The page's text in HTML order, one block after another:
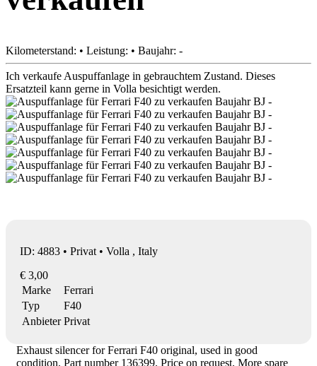
Kilometerstand: • Leistung: • Baujahr: -
Ich verkaufe Auspuffanlage in gebrauchtem Zustand. Dieses
Ersatzteil kann gerne in Volla besichtigt werden.
ID: 4883 • Privat • Volla , Italy
€ 3,00
Marke
Ferrari
Typ
F40
Anbieter Privat
Exhaust silencer for Ferrari F40 original, used in good
condition. Part number 136399. Price on request. More spare